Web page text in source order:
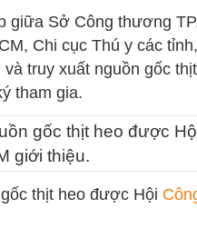
giữa Sở Công thương
Chi cục Thú y các
truy xuất nguồn gốc
tham gia.
thịt heo được Hội